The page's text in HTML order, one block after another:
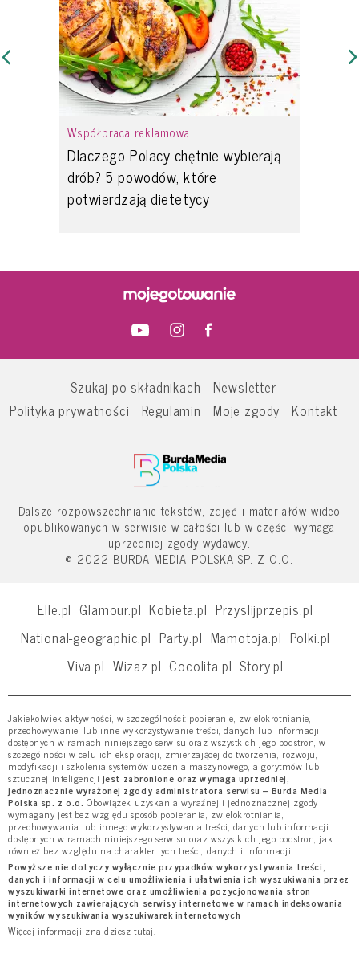
Współpraca reklamowa
Dlaczego Polacy chętnie wybierają
drób? 5 powodów, które
potwierdzają dietetycy
Szukaj po składnikach
Newsletter
Polityka prywatności
Regulamin Moje zgody Kontakt
Dalsze rozpowszechnianie tekstów, zdjęć i materiałów wideo
opublikowanych w serwisie w całości lub w części wymaga
uprzedniej zgody wydawcy.
© 2022 BURDA MEDIA POLSKA SP. Z O.O.
Elle.pl Glamour.pl Kobieta.pl Przyslijprzepis.pl
National-geographic.pl Party.pl Mamotoja.pl Polki.pl
Viva.pl Wizaz.pl Cocolita.pl Story.pl
Jakiekolwiek aktywności, w szczególności: pobieranie, zwielokrotnianie,
przechowywanie, lub inne wykorzystywanie treści, danych lub informacji
dostępnych w ramach niniejszego serwisu oraz wszystkich jego podstron, w
szczególności w celu ich eksploracji, zmierzającej do tworzenia, rozwoju,
modyfikacji i szkolenia systemów uczenia maszynowego, algorytmów lub
sztucznej inteligencji jest zabronione oraz wymaga uprzedniej,
jednoznacznie wyrażonej zgody administratora serwisu – Burda Media
Polska sp. z o.o. Obowiązek uzyskania wyraźnej i jednoznacznej zgody
wymagany jest bez względu sposób pobierania, zwielokrotniania,
przechowywania lub innego wykorzystywania treści, danych lub informacji
dostępnych w ramach niniejszego serwisu oraz wszystkich jego podstron, jak
również bez względu na charakter tych treści, danych i informacji.
Powyższe nie dotyczy wyłącznie przypadków wykorzystywania treści,
danych i informacji w celu umożliwienia i ułatwienia ich wyszukiwania przez
wyszukiwarki internetowe oraz umożliwienia pozycjonowania stron
internetowych zawierających serwisy internetowe w ramach indeksowania
wyników wyszukiwania wyszukiwarek internetowych
Więcej informacji znajdziesztutaj.